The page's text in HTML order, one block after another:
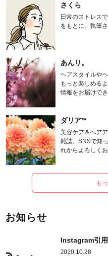
さくら
日常のストレス
をもとに、執筆
あんり。
ヘアスタイルや
もっと楽しめる
情報をお届けで
ダリア**
美容ケア＆ヘア
雑誌、SNSで知
れからよろしく
も
お知らせ
Instagram引用
2020.10.28